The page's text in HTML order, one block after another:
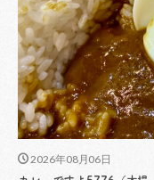
2026年08月06日